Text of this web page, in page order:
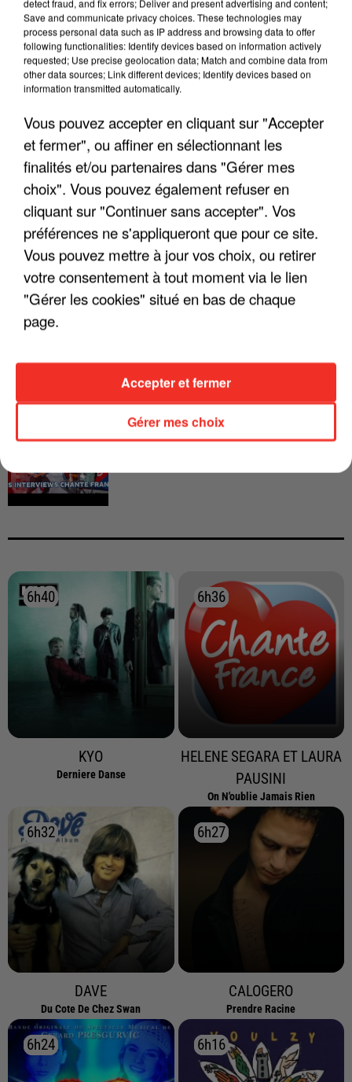
ENFOIRÉS"
"ON A TOUS LE TRAC"
"ON N'EST PAS DES PARENTS
PARFAITS"
"JE RESPIRE MIEUX SUR SCÈNE" -
INTERVIEW CHANTE FRANCE AVEC
VIANNEY
6h40
6h40
KYO
Derniere Danse
6h36
6h36
HELENE SEGARA ET LAURA
PAUSINI
On N'oublie Jamais Rien
6h32
6h32
DAVE
Du Cote De Chez Swan
6h27
6h27
CALOGERO
Prendre Racine
6h24
6h24 6h16
6h16
Save and communicate privacy choices. These technologies may
process personal data such as IP address and browsing data to offer
following functionalities: Identify devices based on information actively
requested; Use precise geolocation data; Match and combine data from
other data sources; Link different devices; Identify devices based on
information transmitted automatically.
Vous pouvez accepter en cliquant sur "Accepter
et fermer", ou affiner en sélectionnant les
finalités et/ou partenaires dans "Gérer mes
choix". Vous pouvez également refuser en
cliquant sur "Continuer sans accepter". Vos
préférences ne s'appliqueront que pour ce site.
Vous pouvez mettre à jour vos choix, ou retirer
votre consentement à tout moment via le lien
"Gérer les cookies" situé en bas de chaque
page.
Gérer mes choix
Accepter et fermer